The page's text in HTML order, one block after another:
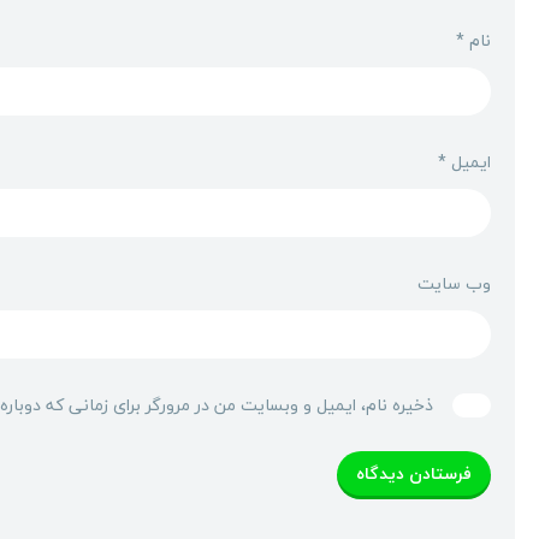
نام*
ایمیل *
وب‌ سایت
ذخیره نام، ایمیل و وبسایت من در مرورگر برای زمانی که